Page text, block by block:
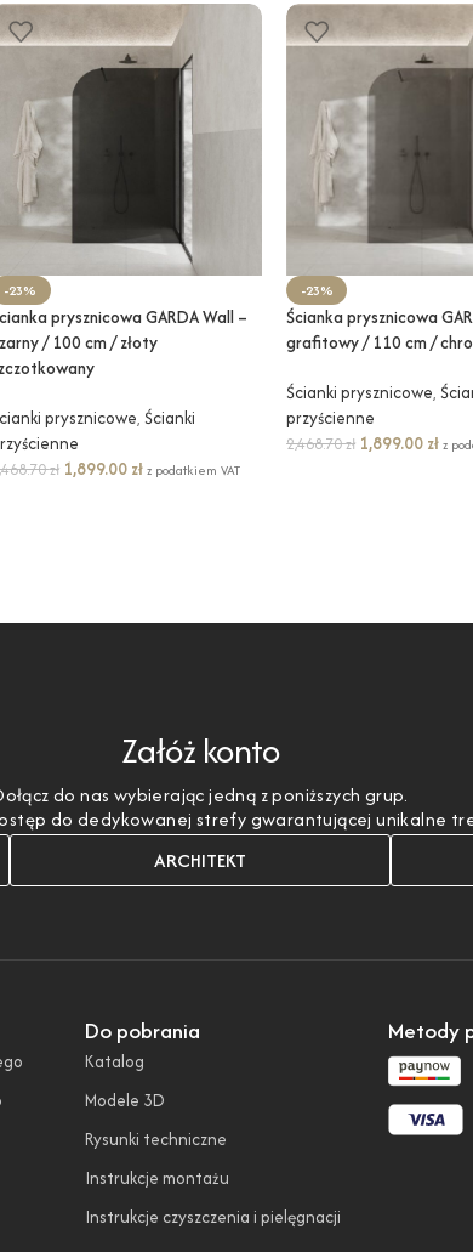
-23%
prysznicowa GARDA Wall –
/ 100 cm / złoty
prysznicowe, Ścianki
zł 1,899.00 zł z podatkiem VAT
-23%
Ścianka prysznicowa
grafitowy / 110 cm /
Ścianki prysznicowe,
przyścienne
2,468.70zł 1,899.00 złz
Załóż konto
do nas wybierając jedną z poniższych grup.
do dedykowanej strefy gwarantującej unikalne
ARCHITEKT
Do pobrania
Katalog
Modele 3D
Rysunki techniczne
Instrukcje montażu
Instrukcje czyszczenia i pielęgnacji
Metody